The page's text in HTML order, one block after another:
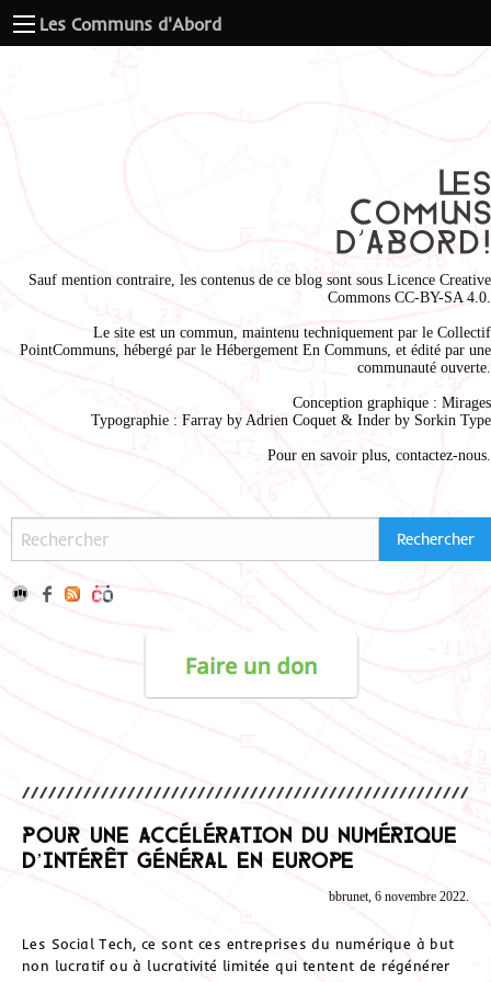
Les Communs d'Abord
Sauf mention contraire, les contenus de ce blog sont sous Licence Creative
Commons CC-BY-SA 4.0
Le site est un commun, maintenu techniquement par le Collectif
PointCommuns , hébergé par le Hébergement En Communs , et édité par une
communauté ouverte.
Conception graphique : Mirages
Typographie : Farray by Adrien Coquet & Inder by Sorkin Type
Pour en savoir plus, contactez-nous
Pour une accélération du numérique
d’intérêt général en Europe
bbrunet, 6 novembre 2022.
Les Social Tech, ce sont ces entreprises du numérique à but
non lucratif ou à lucrativité limitée qui tentent de régénérer